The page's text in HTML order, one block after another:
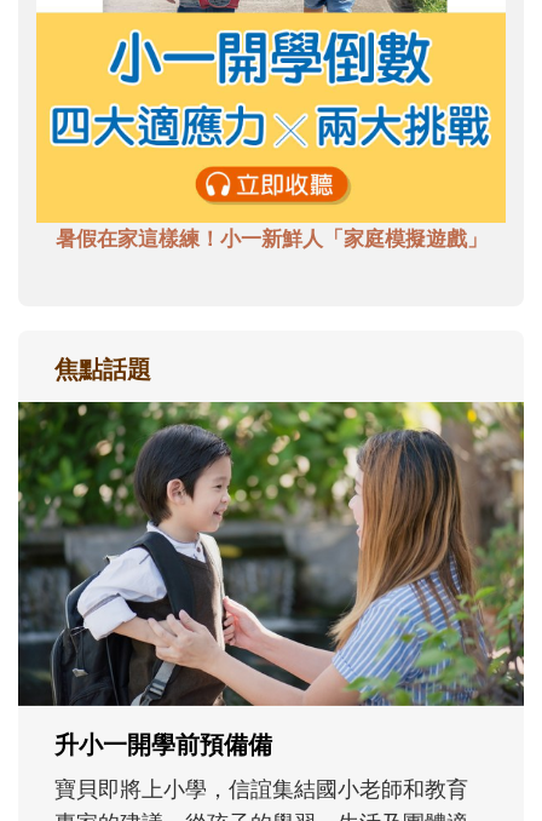
暑假在家這樣練！小一新鮮人「家庭模擬遊戲」
焦點話題
和孩子一起長大的那個男人│讀懂父親的
不同模樣
沒有人天生就擅長當爸爸！男人總是在一次
次「前所未有」的體驗中，跟著孩子一起長
大。從給予安全感的肢體遊戲，到獨立自
主、角色認同及解決問題的能力養成。爸爸
正嘗試用不同的模樣，參與孩子每個重要的